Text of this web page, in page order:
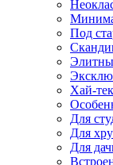
Под
Хай-тек
Для
Для
Для